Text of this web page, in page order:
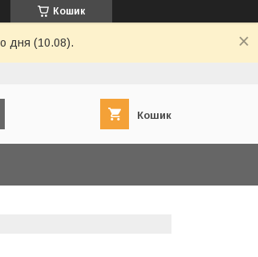
Кошик
дня (10.08).
Кошик